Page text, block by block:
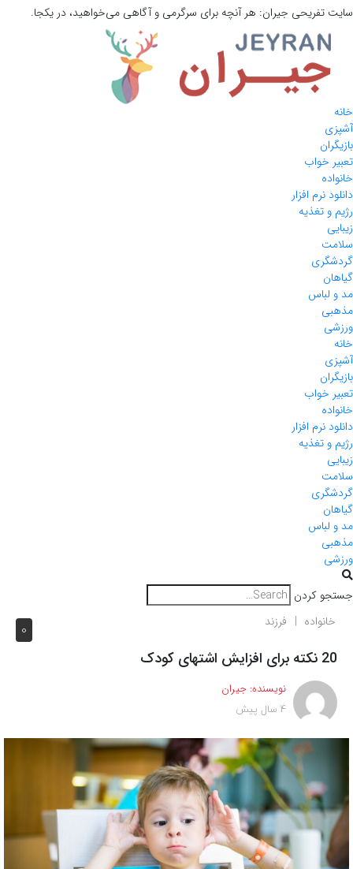
سایت تفریحی جیران: هر آنچه برای سرگرمی و آگاهی می‌خواهید، در یکجا.
خانه
آشپزی
بازیگران
تعبیر خواب
خانواده
دانلود نرم افزار
رژیم و تغذیه
زیبایی
سلامت
گردشگری
گیاهان
مد و لباس
مذهبی
ورزشی
خانه
آشپزی
بازیگران
تعبیر خواب
خانواده
دانلود نرم افزار
رژیم و تغذیه
زیبایی
سلامت
گردشگری
گیاهان
مد و لباس
مذهبی
ورزشی
جستجو کردن
0 خانواده فرزند
20 نکته برای افزایش اشتهای کودک
نویسنده: جیران
4 سال پیش